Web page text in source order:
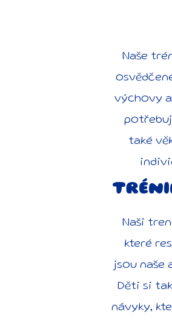
Naše
výchovy a
také
Naši
které
jsou naše
Děti si
návyky,